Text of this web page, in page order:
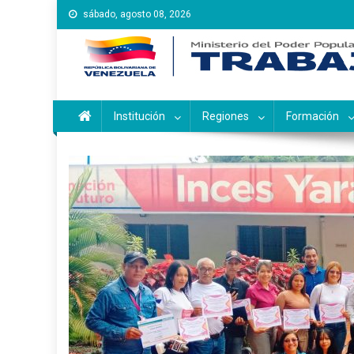
Saltar
al
contenido
sábado, agosto 08, 2026
Instituto Nacional de
Inces
Institución Regiones Formación